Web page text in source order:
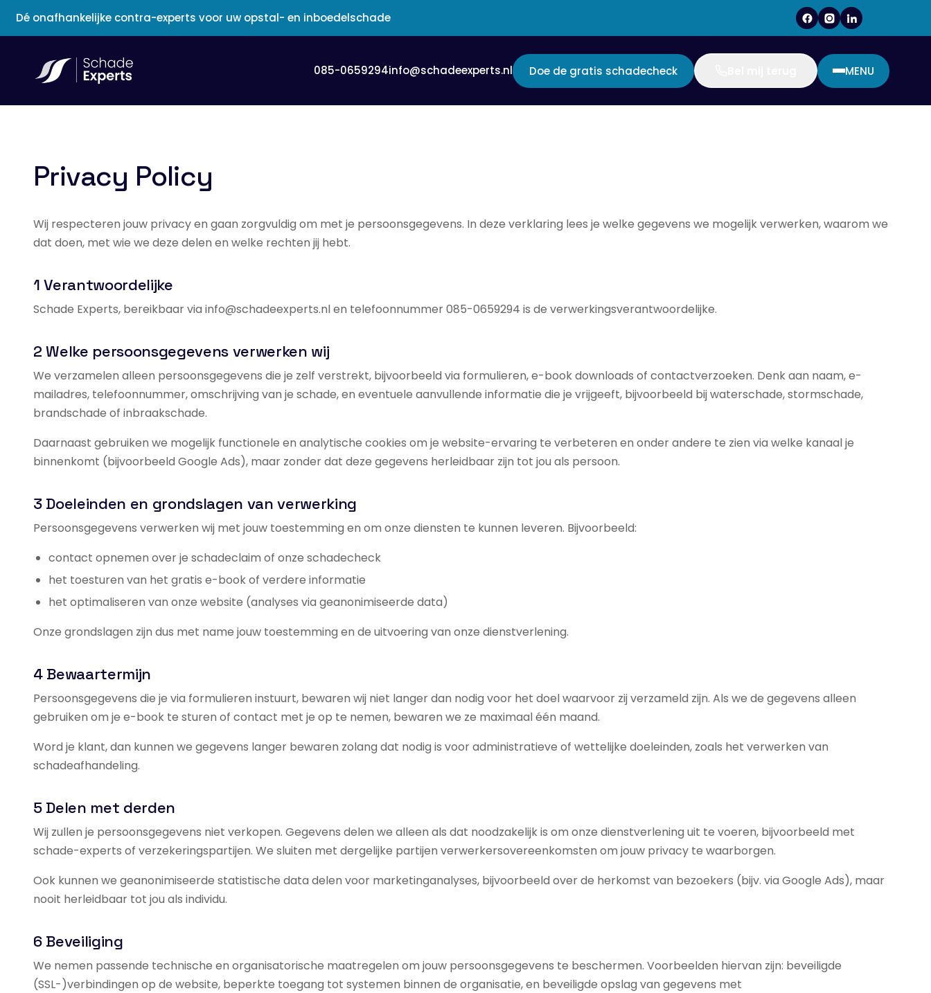
Dé onafhankelijke contra-experts voor uw opstal- en inboedelschade
085-0659294info@schadeexperts.nl Doe de gratis schadecheck MENU
Privacy Policy
Wij respecteren jouw privacy en gaan zorgvuldig om met je persoonsgegevens. In deze verklaring lees je welke gegevens we mogelijk verwerken, waarom we
dat doen, met wie we deze delen en welke rechten jij hebt.
1 Verantwoordelijke
Schade Experts, bereikbaar via info@schadeexperts.nl en telefoonnummer 085-0659294 is de verwerkingsverantwoordelijke.
2 Welke persoonsgegevens verwerken wij
We verzamelen alleen persoonsgegevens die je zelf verstrekt, bijvoorbeeld via formulieren, e-book downloads of contactverzoeken. Denk aan naam, e-
mailadres, telefoonnummer, omschrijving van je schade, en eventuele aanvullende informatie die je vrijgeeft, bijvoorbeeld bij waterschade, stormschade,
brandschade of inbraakschade.
Daarnaast gebruiken we mogelijk functionele en analytische cookies om je website-ervaring te verbeteren en onder andere te zien via welke kanaal je
binnenkomt (bijvoorbeeld Google Ads), maar zonder dat deze gegevens herleidbaar zijn tot jou als persoon.
3 Doeleinden en grondslagen van verwerking
Persoonsgegevens verwerken wij met jouw toestemming en om onze diensten te kunnen leveren. Bijvoorbeeld:
contact opnemen over je schadeclaim of onze schadecheck
het toesturen van het gratis e-book of verdere informatie
het optimaliseren van onze website (analyses via geanonimiseerde data)
Onze grondslagen zijn dus met name jouw toestemming en de uitvoering van onze dienstverlening.
4 Bewaartermijn
Persoonsgegevens die je via formulieren instuurt, bewaren wij niet langer dan nodig voor het doel waarvoor zij verzameld zijn. Als we de gegevens alleen
gebruiken om je e-book te sturen of contact met je op te nemen, bewaren we ze maximaal één maand.
Word je klant, dan kunnen we gegevens langer bewaren zolang dat nodig is voor administratieve of wettelijke doeleinden, zoals het verwerken van
schadeafhandeling.
5 Delen met derden
Wij zullen je persoonsgegevens niet verkopen. Gegevens delen we alleen als dat noodzakelijk is om onze dienstverlening uit te voeren, bijvoorbeeld met
schade-experts of verzekeringspartijen. We sluiten met dergelijke partijen verwerkersovereenkomsten om jouw privacy te waarborgen.
Ook kunnen we geanonimiseerde statistische data delen voor marketinganalyses, bijvoorbeeld over de herkomst van bezoekers (bijv. via Google Ads), maar
nooit herleidbaar tot jou als individu.
6 Beveiliging
We nemen passende technische en organisatorische maatregelen om jouw persoonsgegevens te beschermen. Voorbeelden hiervan zijn: beveiligde
(SSL-)verbindingen op de website, beperkte toegang tot systemen binnen de organisatie, en beveiligde opslag van gegevens met